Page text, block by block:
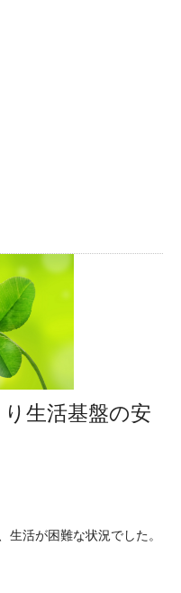
生活基盤の安
生活が困難な状況でした。